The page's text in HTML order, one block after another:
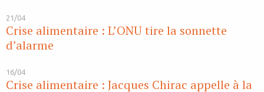
21/04
Crise alimentaire : L’ONU tire la sonnette
d’alarme
16/04
Crise alimentaire : Jacques Chirac appelle à la